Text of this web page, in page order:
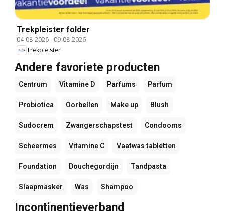
Trekpleister folder
04-08-2026- 09-08-2026
Trekpleister
Andere favoriete producten
Centrum Vitamine D Parfums Parfum
Probiotica Oorbellen Make up Blush
Sudocrem Zwangerschapstest Condooms
Scheermes Vitamine C Vaatwas tabletten
Foundation Douchegordijn Tandpasta
Slaapmasker Was Shampoo
Incontinentieverband